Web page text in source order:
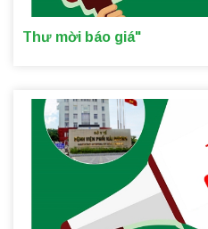
Thư mời báo giá"